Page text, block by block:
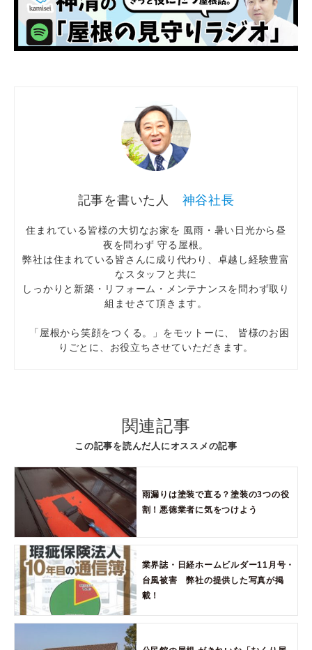
神谷社長
住まれている皆様の大切なお家を 風雨・暑い日光から昼
夜を問わず 守る屋根。
弊社は住まれている皆さんに成り代わり、卓越し経験豊富
なスタッフと共に
しっかりと新築・リフォーム・メンテナンスを問わず取り
組ませさて頂きます。
「屋根から笑顔をつくる。」をモットーに、 皆様のお困
りごとに、お役立ちさせていただきます。
関連記事
この記事を読んだ人にオススメの記事
雨漏りは塗装で直る？塗装の3つの役
割！悪徳業者に気をつけよう
業界誌・日経ホームビルダー11月号・
台風被害 弊社の提供した写真が掲
載！